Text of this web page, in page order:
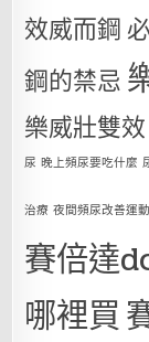
效威而鋼
鋼的禁忌
樂威壯雙效
尿 晚上頻尿要吃什麼
治療 夜間頻尿改善運
賽倍達
哪裡買